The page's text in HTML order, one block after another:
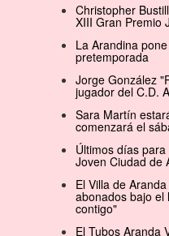
Christopher
XIII Gran Premio
La Arandina
pretemporada
Jorge González
jugador del C.D.
Sara Martín
comenzará el
Últimos días
Joven Ciudad de
El Villa de
abonados bajo el
contigo"
El Tubos Aranda